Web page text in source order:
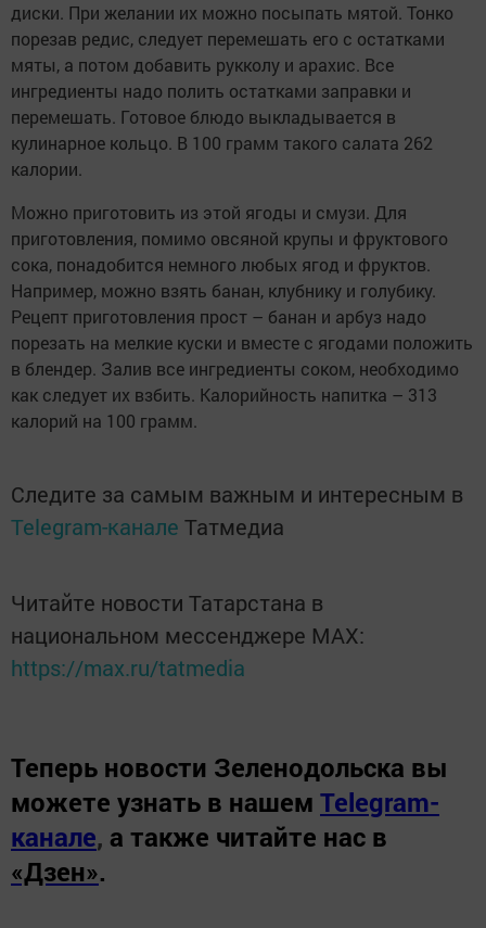
диски. При желании их можно посыпать мятой. Тонко
порезав редис, следует перемешать его с остатками
мяты, а потом добавить рукколу и арахис. Все
ингредиенты надо полить остатками заправки и
перемешать. Готовое блюдо выкладывается в
кулинарное кольцо. В 100 грамм такого салата 262
калории.
Можно приготовить из этой ягоды и смузи. Для
приготовления, помимо овсяной крупы и фруктового
сока, понадобится немного любых ягод и фруктов.
Например, можно взять банан, клубнику и голубику.
Рецепт приготовления прост – банан и арбуз надо
порезать на мелкие куски и вместе с ягодами положить
в блендер. Залив все ингредиенты соком, необходимо
как следует их взбить. Калорийность напитка – 313
калорий на 100 грамм.
Следите за самым важным и интересным в
Telegram-канале Татмедиа
Читайте новости Татарстана в
национальном мессенджере MАХ:
https://max.ru/tatmedia
Теперь новости Зеленодольска вы
можете узнать в нашем Telegram-
канале, а также читайте нас в
«Дзен».